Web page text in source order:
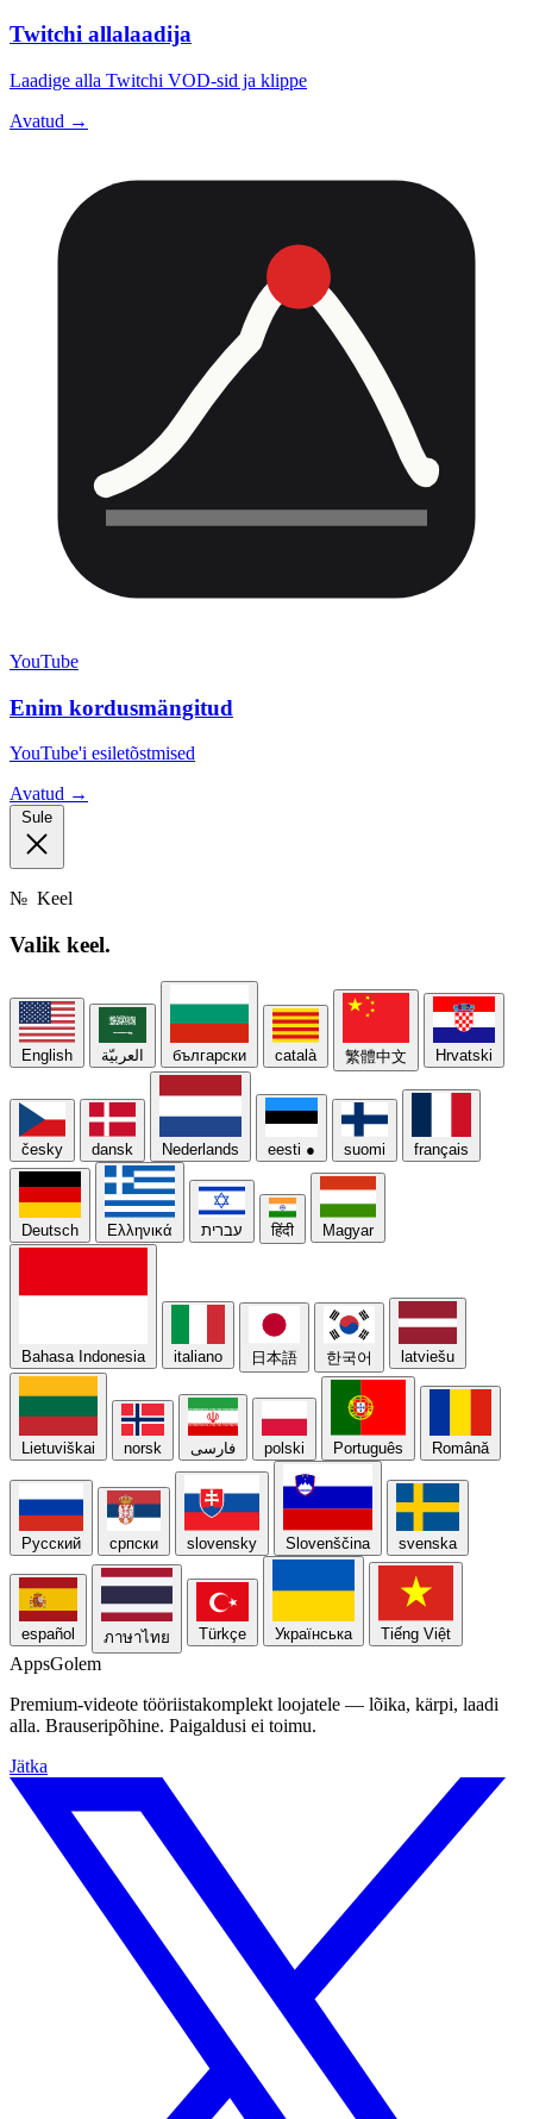
Twitchi allalaadija
Laadige alla Twitchi VOD-sid ja klippe
Avatud →
YouTube
Enim kordusmängitud
YouTube'i esiletõstmised
Avatud →
Sule
№ Keel
Valik keel.
English العربيّة български català 繁體中文 Hrvatski
česky dansk Nederlands eesti ● suomi français
Deutsch Ελληνικά עברית हिंदी Magyar
Bahasa Indonesia italiano 日本語 한국어 latviešu
Lietuviškai norsk فارسی polski Português Română
Русский српски slovensky Slovenščina svenska
español ภาษาไทย Türkçe Українська Tiếng Việt
AppsGolem
Premium-videote tööriistakomplekt loojatele — lõika, kärpi, laadi
alla. Brauseripõhine. Paigaldusi ei toimu.
Jätka